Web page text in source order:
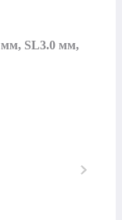
SL3.0 мм,